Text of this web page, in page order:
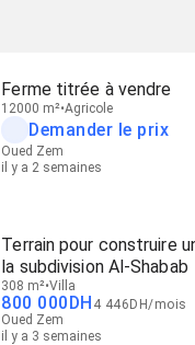
Ferme titrée à vendre
12000 m² Agricole
Demander le prix
Oued Zem
il y a 2 semaines
Terrain pour construire
la subdivision Al-Shabab
308 m² Villa
800 000DH 4 446DH/mois
Oued Zem
il y a 3 semaines